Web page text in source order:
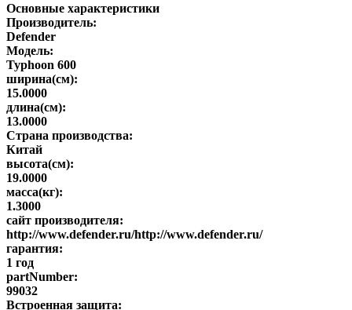
Основные характеристики
Производитель:
Defender
Модель:
Typhoon 600
ширина(см):
15.0000
длина(см):
13.0000
Страна производства:
Китай
высота(см):
19.0000
масса(кг):
1.3000
сайт производителя:
http://www.defender.ru/http://www.defender.ru/
гарантия:
1 год
partNumber:
99032
Встроенная защита: